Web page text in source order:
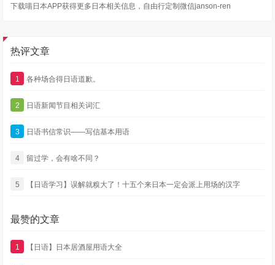
下载喵日本APP获得更多日本相关信息，自由行定制微信janson-ren
热评文章
1 各种场合得日语道歉。
2 日语新闻节目相关词汇
3 日语书信常识——写信基本用语
4 留过学，会有啥不同？
5 【日语学习】误解就糗大了！十五个来日本一定会派上用场的汉字
最赞的文章
1 【日语】日本居酒屋用语大全